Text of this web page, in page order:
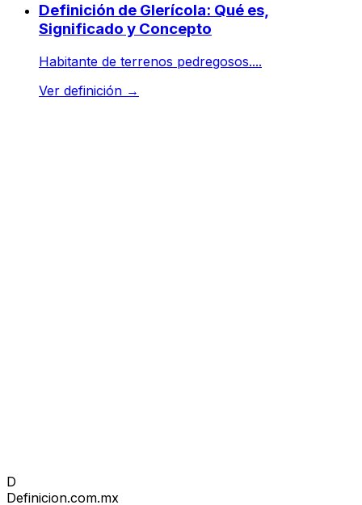
Definición de Glerícola: Qué es,
Significado y Concepto
Habitante de terrenos pedregosos....
Ver definición →
D
Definicion.com.mx